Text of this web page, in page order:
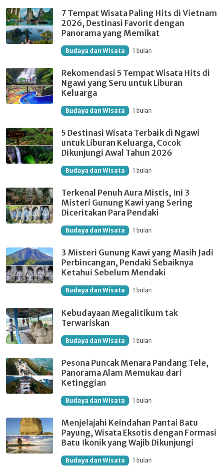
7 Tempat Wisata Paling Hits di Vietnam
2026, Destinasi Favorit dengan
Panorama yang Memikat
Budaya dan Wisata 1 bulan
Rekomendasi 5 Tempat Wisata Hits di
Ngawi yang Seru untuk Liburan
Keluarga
Budaya dan Wisata 1 bulan
5 Destinasi Wisata Terbaik di Ngawi
untuk Liburan Keluarga, Cocok
Dikunjungi Awal Tahun 2026
Budaya dan Wisata 1 bulan
Terkenal Penuh Aura Mistis, Ini 3
Misteri Gunung Kawi yang Sering
Diceritakan Para Pendaki
Budaya dan Wisata 1 bulan
3 Misteri Gunung Kawi yang Masih Jadi
Perbincangan, Pendaki Sebaiknya
Ketahui Sebelum Mendaki
Budaya dan Wisata 1 bulan
Kebudayaan Megalitikum tak
Terwariskan
Budaya dan Wisata 1 bulan
Pesona Puncak Menara Pandang Tele,
Panorama Alam Memukau dari
Ketinggian
Budaya dan Wisata 1 bulan
Menjelajahi Keindahan Pantai Batu
Payung, Wisata Eksotis dengan Formasi
Batu Ikonik yang Wajib Dikunjungi
Budaya dan Wisata 1 bulan